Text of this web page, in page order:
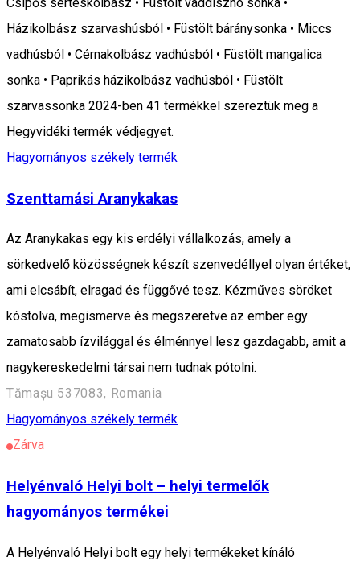
Házikolbász szarvashúsból • Füstölt báránysonka • Miccs
vadhúsból • Cérnakolbász vadhúsból • Füstölt mangalica
sonka • Paprikás házikolbász vadhúsból • Füstölt
szarvassonka 2024-ben 41 termékkel szereztük meg a
Hegyvidéki termék védjegyet.
Hagyományos székely termék
Szenttamási Aranykakas
Az Aranykakas egy kis erdélyi vállalkozás, amely a
sörkedvelő közösségnek készít szenvedéllyel olyan értéket,
ami elcsábít, elragad és függővé tesz. Kézműves söröket
kóstolva, megismerve és megszeretve az ember egy
zamatosabb ízvilággal és élménnyel lesz gazdagabb, amit a
nagykereskedelmi társai nem tudnak pótolni.
Tămașu 537083, Romania
Hagyományos székely termék
Zárva
Helyénvaló Helyi bolt – helyi termelők
hagyományos termékei
A Helyénvaló Helyi bolt egy helyi termékeket kínáló